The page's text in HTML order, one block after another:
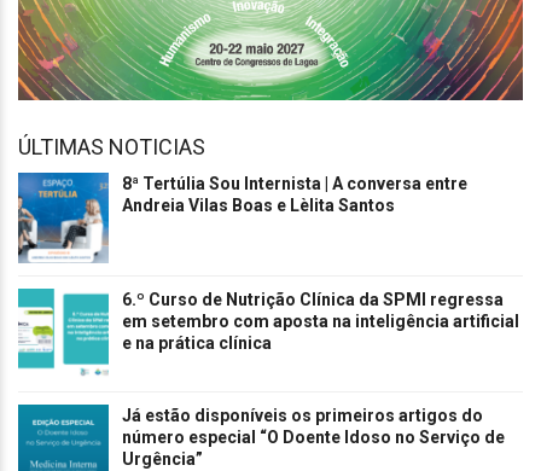
ÚLTIMAS NOTICIAS
8ª Tertúlia Sou Internista | A conversa entre
Andreia Vilas Boas e Lèlita Santos
6.º Curso de Nutrição Clínica da SPMI regressa
em setembro com aposta na inteligência artificial
e na prática clínica
Já estão disponíveis os primeiros artigos do
número especial “O Doente Idoso no Serviço de
Urgência”